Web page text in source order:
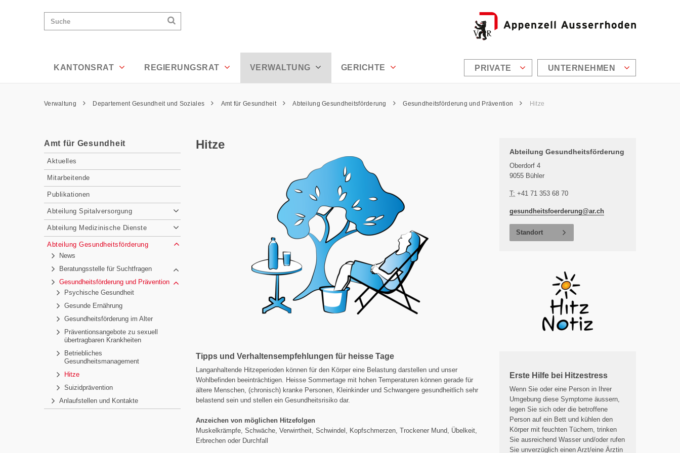
Suchen
KANTONSRAT
REGIERUNGSRAT VERWALTUNG GERICHTE PRIVATE UNTERNEHMEN
Inhalt
Pfadnavigation
Verwaltung Departement Gesundheit und Soziales Amt für Gesundheit Abteilung Gesundheitsförderung Gesundheitsförderung und Prävention Hitze
Amt für Gesundheit
Subnavigation
Aktuelles
Mitarbeitende
Publikationen
Abteilung Spitalversorgung
Abteilung Medizinische Dienste
Abteilung Gesundheitsförderung
News
Beratungsstelle für Suchtfragen
Gesundheitsförderung und Prävention
Psychische Gesundheit
Gesunde Ernährung
Gesundheitsförderung im Alter
Präventionsangebote zu sexuell
übertragbaren Krankheiten
Betriebliches
Gesundheitsmanagement
Hitze
Suizidprävention
Anlaufstellen und Kontakte
Hitze
Tipps und Verhaltensempfehlungen für heisse Tage
Langanhaltende Hitzeperioden können für den Körper eine Belastung darstellen und unser
Wohlbefinden beeinträchtigen. Heisse Sommertage mit hohen Temperaturen können gerade für
ältere Menschen, (chronisch) kranke Personen, Kleinkinder und Schwangere gesundheitlich sehr
belastend sein und stellen ein Gesundheitsrisiko dar.
Anzeichen von möglichen Hitzefolgen
Muskelkrämpfe, Schwäche, Verwirrtheit, Schwindel, Kopfschmerzen, Trockener Mund, Übelkeit,
Erbrechen oder Durchfall
Abteilung Gesundheitsförderung
Oberdorf 4
9055 Bühler
T: +41 71 353 68 70
gesundheitsfoerderung@ar.ch
Standort
Erste Hilfe bei Hitzestress
Wenn Sie oder eine Person in Ihrer
Umgebung diese Symptome äussern,
legen Sie sich oder die betroffene
Person auf ein Bett und kühlen den
Körper mit feuchten Tüchern, trinken
Sie ausreichend Wasser und/oder rufen
Sie unverzüglich einen Arzt/eine Ärztin